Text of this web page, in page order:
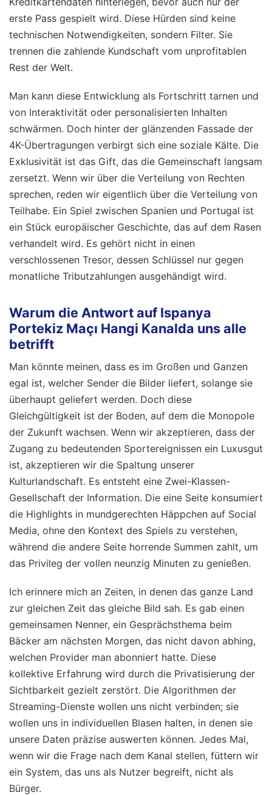
erste Pass gespielt wird. Diese Hürden sind keine
technischen Notwendigkeiten, sondern Filter. Sie
trennen die zahlende Kundschaft vom unprofitablen
Rest der Welt.
Man kann diese Entwicklung als Fortschritt tarnen und
von Interaktivität oder personalisierten Inhalten
schwärmen. Doch hinter der glänzenden Fassade der
4K-Übertragungen verbirgt sich eine soziale Kälte. Die
Exklusivität ist das Gift, das die Gemeinschaft langsam
zersetzt. Wenn wir über die Verteilung von Rechten
sprechen, reden wir eigentlich über die Verteilung von
Teilhabe. Ein Spiel zwischen Spanien und Portugal ist
ein Stück europäischer Geschichte, das auf dem Rasen
verhandelt wird. Es gehört nicht in einen
verschlossenen Tresor, dessen Schlüssel nur gegen
monatliche Tributzahlungen ausgehändigt wird.
Warum die Antwort auf Ispanya
Portekiz Maçı Hangi Kanalda uns alle
betrifft
Man könnte meinen, dass es im Großen und Ganzen
egal ist, welcher Sender die Bilder liefert, solange sie
überhaupt geliefert werden. Doch diese
Gleichgültigkeit ist der Boden, auf dem die Monopole
der Zukunft wachsen. Wenn wir akzeptieren, dass der
Zugang zu bedeutenden Sportereignissen ein Luxusgut
ist, akzeptieren wir die Spaltung unserer
Kulturlandschaft. Es entsteht eine Zwei-Klassen-
Gesellschaft der Information. Die eine Seite konsumiert
die Highlights in mundgerechten Häppchen auf Social
Media, ohne den Kontext des Spiels zu verstehen,
während die andere Seite horrende Summen zahlt, um
das Privileg der vollen neunzig Minuten zu genießen.
Ich erinnere mich an Zeiten, in denen das ganze Land
zur gleichen Zeit das gleiche Bild sah. Es gab einen
gemeinsamen Nenner, ein Gesprächsthema beim
Bäcker am nächsten Morgen, das nicht davon abhing,
welchen Provider man abonniert hatte. Diese
kollektive Erfahrung wird durch die Privatisierung der
Sichtbarkeit gezielt zerstört. Die Algorithmen der
Streaming-Dienste wollen uns nicht verbinden; sie
wollen uns in individuellen Blasen halten, in denen sie
unsere Daten präzise auswerten können. Jedes Mal,
wenn wir die Frage nach dem Kanal stellen, füttern wir
ein System, das uns als Nutzer begreift, nicht als
Bürger.